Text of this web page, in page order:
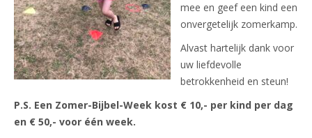
mee en geef een kind een
onvergetelijk zomerkamp.
Alvast hartelijk dank voor
uw liefdevolle
betrokkenheid en steun!
P.S. Een Zomer-Bijbel-Week kost € 10,- per kind per dag
en € 50,- voor één week.